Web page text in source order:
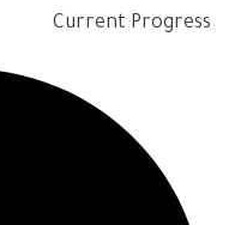
Current Progress